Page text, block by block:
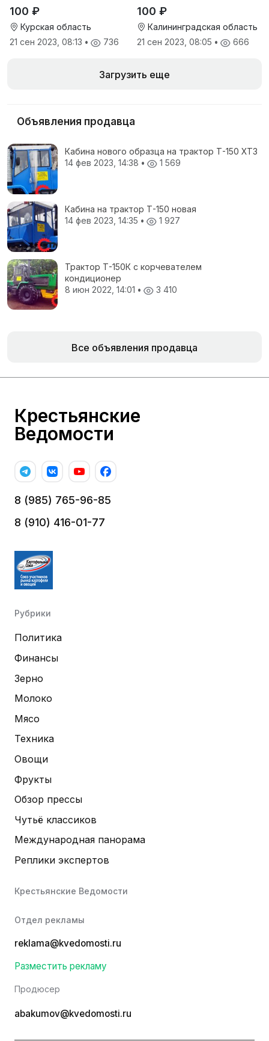
100 ₽
Курская область
21 сен 2023, 08:13 • 736
100 ₽
Калининградская область
21 сен 2023, 08:05 • 666
Загрузить еще
Объявления продавца
Кабина нового образца на трактор Т-150 ХТЗ
14 фев 2023, 14:38 • 1 569
Кабина на трактор Т-150 новая
14 фев 2023, 14:35 • 1 927
Трактор Т-150К с корчевателем
кондиционер
8 июн 2022, 14:01 • 3 410
Все объявления продавца
Крестьянские
Ведомости
8 (985) 765-96-85
8 (910) 416-01-77
Рубрики
Политика
Финансы
Зерно
Молоко
Мясо
Техника
Овощи
Фрукты
Обзор прессы
Чутьё классиков
Международная панорама
Реплики экспертов
Крестьянские Ведомости
Отдел рекламы
reklama@kvedomosti.ru
Разместить рекламу
Продюсер
abakumov@kvedomosti.ru